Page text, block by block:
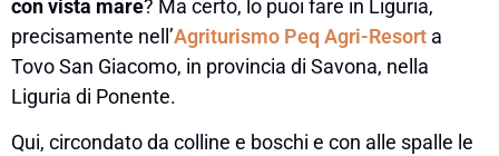
con vista mare? Ma certo, lo puoi fare in Liguria,
precisamente nell’Agriturismo Peq Agri-Resort a
Tovo San Giacomo, in provincia di Savona, nella
Liguria di Ponente.
Qui, circondato da colline e boschi e con alle spalle le